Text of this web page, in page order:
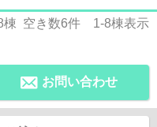
棟 空き数6件 1-8棟表示
お問い合わせ